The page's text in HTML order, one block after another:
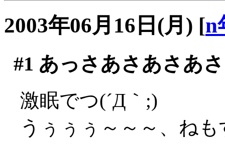
2003年06月16日(月) [n
#1 あっさあさあさあ
激眠でつ(´Д｀;)
うぅぅぅ～～～、ね